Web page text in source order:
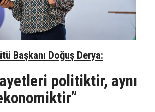
Başkanı Doğuş Derya:
politiktir, aynı